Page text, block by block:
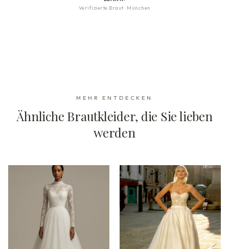
Verifizierte Braut · München
MEHR ENTDECKEN
Ähnliche Brautkleider, die Sie lieben
werden